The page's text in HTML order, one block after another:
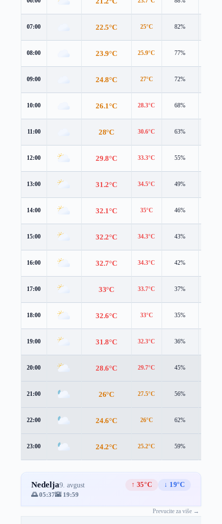
07:00 22.5°C 25°C 82%
08:00 23.9°C 25.9°C 77%
09:00 24.8°C 27°C 72%
10:00 26.1°C 28.3°C 68%
11:00 28°C 30.6°C 63%
12:00 29.8°C 33.3°C 55%
13:00 31.2°C 34.5°C 49%
14:00 32.1°C 35°C 46%
15:00 32.2°C 34.3°C 43%
16:00 32.7°C 34.3°C 42%
17:00 33°C 33.7°C 37%
18:00 32.6°C 33°C 35%
19:00 31.8°C 32.3°C 36%
20:00 28.6°C 29.7°C 45%
21:00 26°C 27.5°C 56%
22:00 24.6°C 26°C 62%
23:00 24.2°C 25.2°C 59%
Nedelja9. avgust ↑ 35°C
↓ 19°C
🌅 05:37🌇 19:59
Prevucite za više →